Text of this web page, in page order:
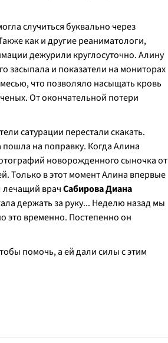
случиться буквально через
как и другие реаниматологи,
дежурили круглосуточно. Алину
засыпала и показатели на мониторах
что позволяло насыщать кровь
От окончательной потери
сатурации перестали скакать.
на поправку. Когда Алина
новорожденного сыночка от
Только в этот момент Алина впервые
лечащий врачСабирова Диана
держать за руку... Неделю назад мы
это временно. Постепенно он
помочь, а ей дали силы с этим